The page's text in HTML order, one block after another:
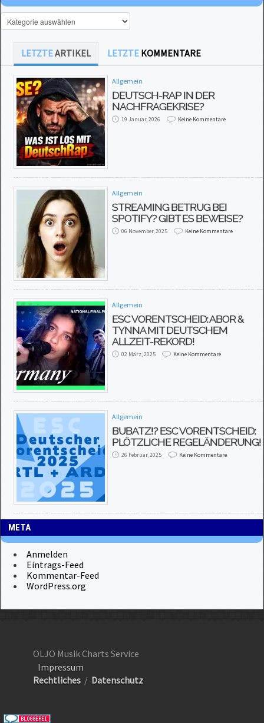
LETZTEARTIKEL LETZTE KOMMENTARE
Allgemein
DEUTSCH-RAP IN DER
NACHFRAGEKRISE?
19 Januar, 2026 Keine Kommentare
Allgemein
STREAMING BETRUG BEI
SPOTIFY? GIBT ES BEWEISE?
06 November, 2025 Keine Kommentare
Allgemein
ESC VORENTSCHEID: ABOR &
TYNNA MIT DEUTSCHEM
ALLZEIT-REKORD!
02 März, 2025 Keine Kommentare
Allgemein
BUBATZ!? ESC VORENTSCHEID:
PLÖTZLICHE REGELÄNDERUNG!
26 Februar, 2025 Keine Kommentare
META
Anmelden
Eintrags-Feed
Kommentar-Feed
WordPress.org
OLJO Musik Charts Service
Impressum
Rechtliches / Datenschutz